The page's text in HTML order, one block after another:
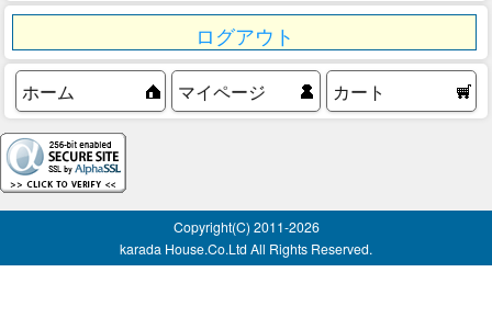
ログアウト
ホーム マイページ カート
Copyright(C) 2011-2026
karada House.Co.Ltd All Rights Reserved.